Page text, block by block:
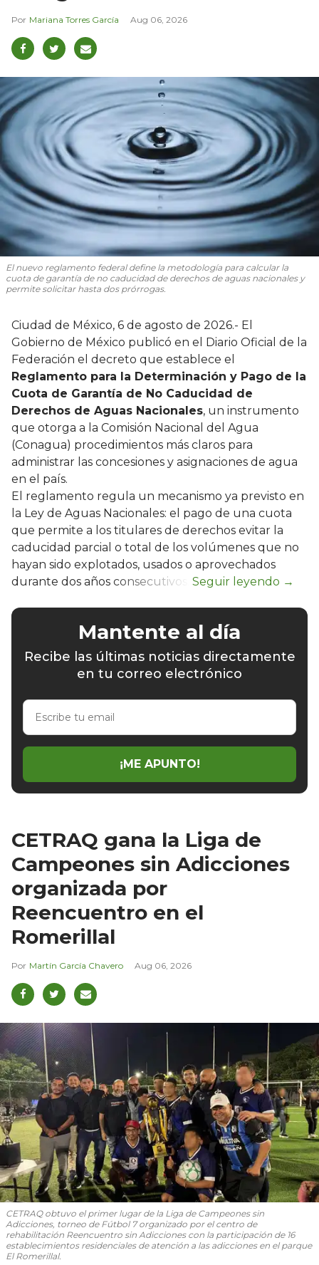
Mariana Torres García Aug 06, 2026
El nuevo reglamento federal define la metodología para calcular la
cuota de garantía de no caducidad de derechos de aguas nacionales y
permite solicitar hasta dos prórrogas.
Ciudad de México, 6 de agosto de 2026.- El
Gobierno de México publicó en el Diario Oficial de la
Federación el decreto que establece el
Reglamento para la Determinación y Pago de la
Cuota de Garantía de No Caducidad de
Derechos de Aguas Nacionales, un instrumento
que otorga a la Comisión Nacional del Agua
(Conagua) procedimientos más claros para
administrar las concesiones y asignaciones de agua
en el país.
El reglamento regula un mecanismo ya previsto en
la Ley de Aguas Nacionales: el pago de una cuota
que permite a los titulares de derechos evitar la
caducidad parcial o total de los volúmenes que no
hayan sido explotados, usados o aprovechados
durante dos años consecutivos.
Mantente al día
Recibe las últimas noticias directamente
en tu correo electrónico
Escribe
email
¡ME APUNTO!
CETRAQ gana la Liga de
Campeones sin Adicciones
organizada por
Reencuentro en el
Romerillal
Martín García Chavero Aug 06, 2026
CETRAQ obtuvo el primer lugar de la Liga de Campeones sin
Adicciones, torneo de Fútbol 7 organizado por el centro de
rehabilitación Reencuentro sin Adicciones con la participación de 16
establecimientos residenciales de atención a las adicciones en el parque
El Romerillal.